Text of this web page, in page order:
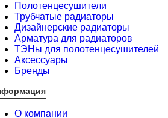
Полотенцесушители
Трубчатые радиаторы
Дизайнерские радиаторы
Арматура для радиаторов
ТЭНы для полотенцесушителей
Аксессуары
Бренды
О компании